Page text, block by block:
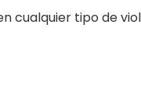
cualquier tipo de